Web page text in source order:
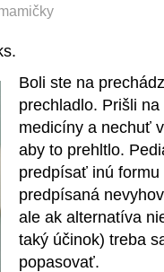
Boli ste na
prechladlo. Prišli
medicíny a nechuť
aby to prehltlo.
predpísať inú
predpísaná
ale ak alternatíva
taký účinok) treba
popasovať.